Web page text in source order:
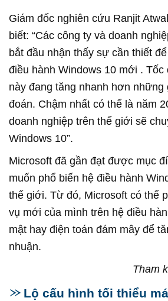
Giám đốc nghiên cứu Ranjit
biết: “Các công ty và doanh
bắt đầu nhận thấy sự cần thiết
điều hành Windows 10 mới . Tốc
này đang tăng nhanh hơn
đoán. Chậm nhất có thể là năm
doanh nghiệp trên thế giới sẽ
Windows 10”.
Microsoft đã gần đạt được mục
muốn phổ biến hệ điều hành
thế giới. Từ đó, Microsoft có thể
vụ mới của mình trên hệ điều
mật hay điện toán đám mây để
nhuận.
Tham
Lộ cấu hình tối thiểu